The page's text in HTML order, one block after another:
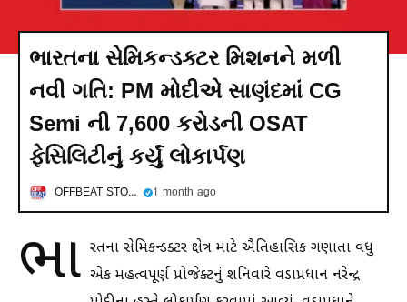
ભારતના સેમિકન્ડક્ટર મિશનને મળી
નવી ગતિ: PM મોદીએ સાણંદમાં CG
Semi ની 7,600 કરોડની OSAT
ફેસિલિટીનું કર્યું લોકાર્પણ
OFFBEAT STORIES 1 month ago
ભા રતના સેમિકન્ડક્ટર ક્ષેત્ર માટે ઐતિહાસિક ગણાતા વધુ
એક મહત્વપૂર્ણ પ્રોજેક્ટનું શનિવારે વડાપ્રધાન નરેન્દ્ર